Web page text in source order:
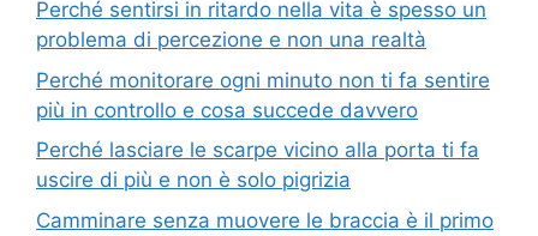
Perché sentirsi in ritardo nella vita è spesso un
problema di percezione e non una realtà
Perché monitorare ogni minuto non ti fa sentire
più in controllo e cosa succede davvero
Perché lasciare le scarpe vicino alla porta ti fa
uscire di più e non è solo pigrizia
Camminare senza muovere le braccia è il primo